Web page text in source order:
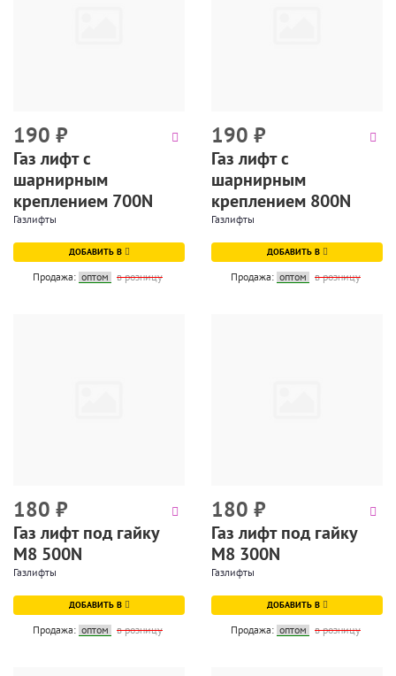
190 ₽
Газ лифт с
шарнирным
креплением 700N
Газлифты
ДОБАВИТЬ В
Продажа: оптом в розницу
190 ₽
Газ лифт с
шарнирным
креплением 800N
Газлифты
ДОБАВИТЬ В
Продажа: оптом в розницу
180 ₽
Газ лифт под гайку
М8 500N
Газлифты
ДОБАВИТЬ В
Продажа: оптом в розницу
180 ₽
Газ лифт под гайку
М8 300N
Газлифты
ДОБАВИТЬ В
Продажа: оптом в розницу